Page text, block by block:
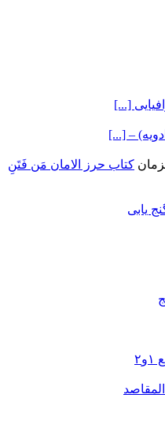
[...]
– [...]
کتاب حرز الامان مَن فَتَنِ
یابی